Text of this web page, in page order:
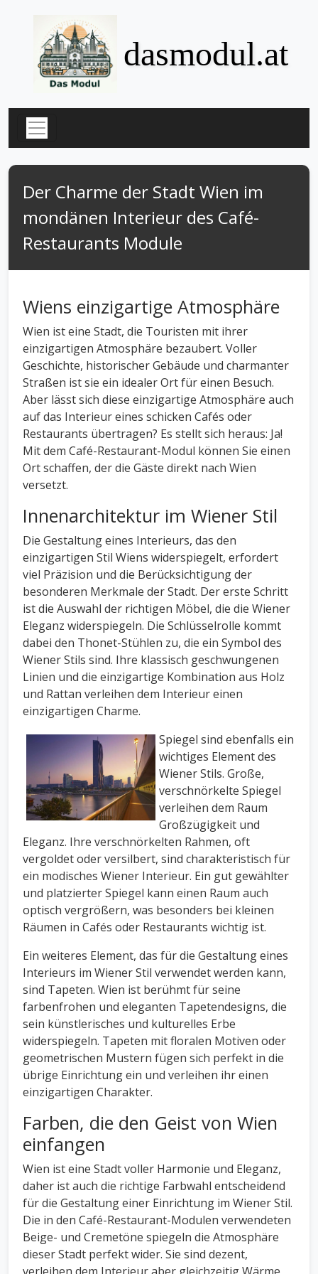
dasmodul.at
Der Charme der Stadt Wien im
mondänen Interieur des Café-
Restaurants Module
Wiens einzigartige Atmosphäre
Wien ist eine Stadt, die Touristen mit ihrer
einzigartigen Atmosphäre bezaubert. Voller
Geschichte, historischer Gebäude und charmanter
Straßen ist sie ein idealer Ort für einen Besuch.
Aber lässt sich diese einzigartige Atmosphäre auch
auf das Interieur eines schicken Cafés oder
Restaurants übertragen? Es stellt sich heraus: Ja!
Mit dem Café-Restaurant-Modul können Sie einen
Ort schaffen, der die Gäste direkt nach Wien
versetzt.
Innenarchitektur im Wiener Stil
Die Gestaltung eines Interieurs, das den
einzigartigen Stil Wiens widerspiegelt, erfordert
viel Präzision und die Berücksichtigung der
besonderen Merkmale der Stadt. Der erste Schritt
ist die Auswahl der richtigen Möbel, die die Wiener
Eleganz widerspiegeln. Die Schlüsselrolle kommt
dabei den Thonet-Stühlen zu, die ein Symbol des
Wiener Stils sind. Ihre klassisch geschwungenen
Linien und die einzigartige Kombination aus Holz
und Rattan verleihen dem Interieur einen
einzigartigen Charme.
Spiegel sind ebenfalls ein
wichtiges Element des
Wiener Stils. Große,
verschnörkelte Spiegel
verleihen dem Raum
Großzügigkeit und
Eleganz. Ihre verschnörkelten Rahmen, oft
vergoldet oder versilbert, sind charakteristisch für
ein modisches Wiener Interieur. Ein gut gewählter
und platzierter Spiegel kann einen Raum auch
optisch vergrößern, was besonders bei kleinen
Räumen in Cafés oder Restaurants wichtig ist.
Ein weiteres Element, das für die Gestaltung eines
Interieurs im Wiener Stil verwendet werden kann,
sind Tapeten. Wien ist berühmt für seine
farbenfrohen und eleganten Tapetendesigns, die
sein künstlerisches und kulturelles Erbe
widerspiegeln. Tapeten mit floralen Motiven oder
geometrischen Mustern fügen sich perfekt in die
übrige Einrichtung ein und verleihen ihr einen
einzigartigen Charakter.
Farben, die den Geist von Wien
einfangen
Wien ist eine Stadt voller Harmonie und Eleganz,
daher ist auch die richtige Farbwahl entscheidend
für die Gestaltung einer Einrichtung im Wiener Stil.
Die in den Café-Restaurant-Modulen verwendeten
Beige- und Cremetöne spiegeln die Atmosphäre
dieser Stadt perfekt wider. Sie sind dezent,